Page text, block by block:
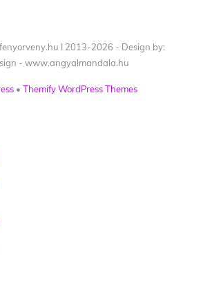
I 2013-2026 - Design by:
- www.angyalmandala.hu
•Themify WordPress Themes